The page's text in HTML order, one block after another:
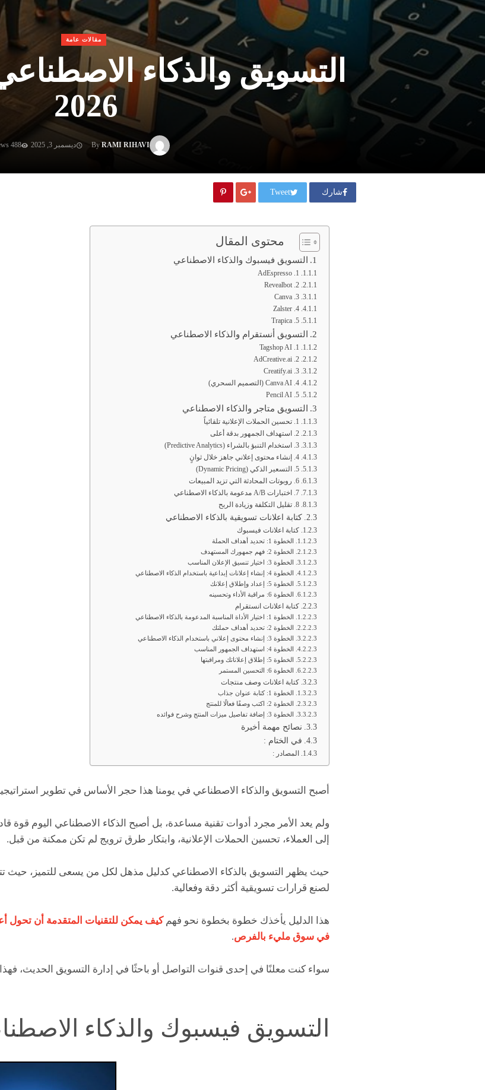
مقالات عامة
التسويق والذكاء
2026
ByRAMI RIHAVI ديسمبر 3, 2025 488 views
شارك Tweet
محتوى المقال
التسويق فيسبوك والذكاء الاصطناعي
1. AdEspresso
2. Revealbot
3. Canva
4. Zalster
5. Trapica
التسويق أنستقرام والذكاء الاصطناعي
1. Tagshop AI
2. AdCreative.ai
3. Creatify.ai
4. Canva AI (التصميم السحري)
5. Pencil AI
التسويق متاجر والذكاء الاصطناعي
1. تحسين الحملات الإعلانية تلقائياً
2. استهداف الجمهور بدقة أعلى
3. استخدام التنبؤ بالشراء (Predictive Analytics)
4. إنشاء محتوى إعلاني جاهز خلال ثوانٍ
5. التسعير الذكي (Dynamic Pricing)
6. روبوتات المحادثة التي تزيد المبيعات
7. اختبارات A/B مدعومة بالذكاء الاصطناعي
8. تقليل التكلفة وزيادة الربح
كتابة اعلانات تسويقية بالذكاء الاصطناعي
كتابة اعلانات فيسبوك
الخطوة 1: تحديد أهداف الحملة
الخطوة 2: فهم جمهورك المستهدف
الخطوة 3: اختيار تنسيق الإعلان المناسب
الخطوة 4: إنشاء إعلانات إبداعية باستخدام الذكاء الاصطناعي
الخطوة 5: إعداد وإطلاق إعلانك
الخطوة 6: مراقبة الأداء وتحسينه
كتابة اعلانات انستقرام
الخطوة 1: اختيار الأداة المناسبة المدعومة بالذكاء الاصطناعي
الخطوة 2: تحديد أهداف حملتك
الخطوة 3: إنشاء محتوى إعلاني باستخدام الذكاء الاصطناعي
الخطوة 4: استهداف الجمهور المناسب
الخطوة 5: إطلاق إعلاناتك ومراقبتها
الخطوة 6: التحسين المستمر
كتابة اعلانات وصف منتجات
الخطوة 1: كتابة عنوان جذاب
الخطوة 2: اكتب وصفًا فعالًا للمنتج
الخطوة 3: إضافة تفاصيل ميزات المنتج وشرح فوائده
نصائح مهمة أخيرة
في الختام :
المصادر :
أصبح التسويق والذكاء الاصطناعي في يومنا هذا حجر الأساس في تطوير
ولم يعد الأمر مجرد أدوات تقنية مساعدة، بل أصبح الذكاء الاصطناعي اليوم قوة
إلى العملاء، تحسين الحملات الإعلانية، وابتكار طرق ترويج لم تكن ممكنة من قبل.
حيث يظهر التسويق بالذكاء الاصطناعي كدليل مذهل لكل من يسعى للتميز، حيث
لصنع قرارات تسويقية أكثر دقة وفعالية.
هذا الدليل يأخذك خطوة بخطوة نحو فهمكيف يمكن للتقنيات المتقدمة أن
في سوق مليء بالفرص.
سواء كنت معلنًا في إحدى قنوات التواصل أو باحثًا في إدارة التسويق الحديث،
التسويق فيسبوك والذكاء